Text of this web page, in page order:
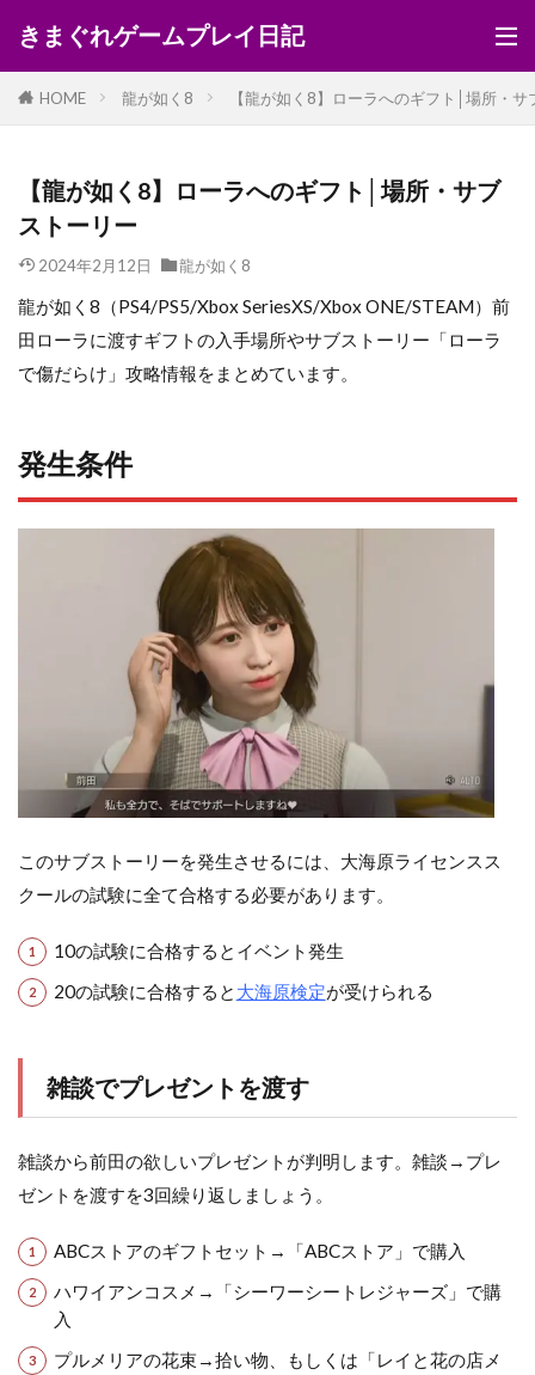
きまぐれゲームプレイ日記
HOME 龍が如く8 【龍が如く8】ローラへのギフト│場所・サ
【龍が如く8】ローラへのギフト│場所・サブ
ストーリー
2024年2月12日 龍が如く8
龍が如く8（PS4/PS5/Xbox SeriesXS/Xbox ONE/STEAM）前
田ローラに渡すギフトの入手場所やサブストーリー「ローラ
で傷だらけ」攻略情報をまとめています。
発生条件
このサブストーリーを発生させるには、大海原ライセンスス
クールの試験に全て合格する必要があります。
10の試験に合格するとイベント発生
20の試験に合格すると 大海原検定が受けられる
雑談でプレゼントを渡す
雑談から前田の欲しいプレゼントが判明します。雑談→プレ
ゼントを渡すを3回繰り返しましょう。
ABCストアのギフトセット→「ABCストア」で購入
ハワイアンコスメ→「シーワーシートレジャーズ」で購
入
プルメリアの花束→拾い物、もしくは「レイと花の店メ